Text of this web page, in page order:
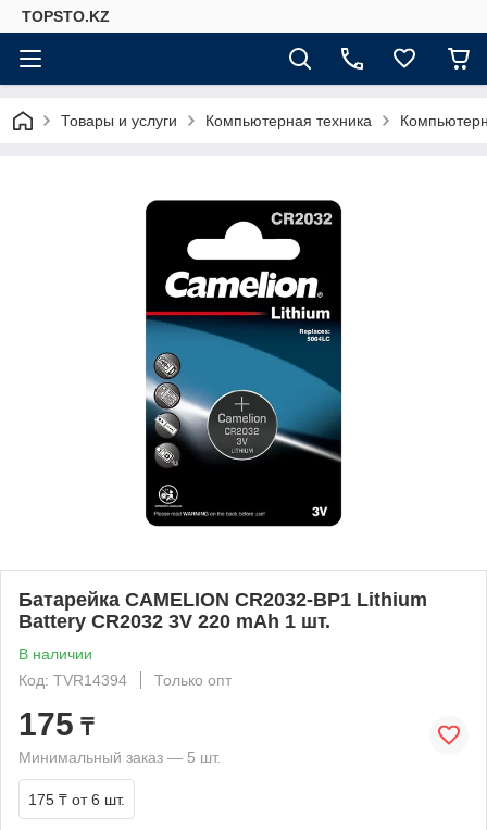
TOPSTO.KZ
Товары и услуги Компьютерная техника
Батарейка CAMELION CR2032-BP1 Lithium
Battery CR2032 3V 220 mAh 1 шт.
В наличии
Код: TVR14394
Только опт
175 ₸
Минимальный заказ — 5 шт.
175 ₸ от 6 шт.